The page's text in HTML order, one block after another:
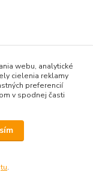
webu, analytické
cielenia reklamy
preferencií
v spodnej časti
tu.